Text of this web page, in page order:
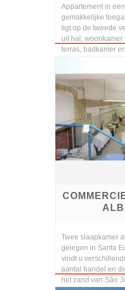
Appartement in
gemakkelijke
ligt op de tweede
uit hal, woonkamer
terras, badkamer
Twee slaapkamer
gelegen in Santa
vindt u
aantal handel en
het zand van São